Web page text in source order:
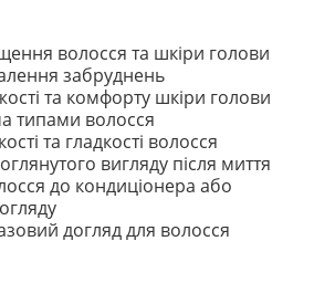
волосся та шкіри голови
забруднень
та комфорту шкіри голови
типами волосся
та гладкості волосся
вигляду після миття
до кондиціонера або
догляд для волосся